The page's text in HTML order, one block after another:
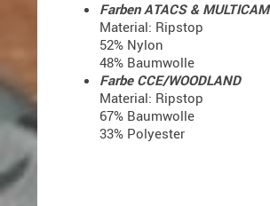
Farben ATACS & MULTICAM
Material: Ripstop
52% Nylon
48% Baumwolle
Farbe CCE/WOODLAND
Material: Ripstop
67% Baumwolle
33% Polyester